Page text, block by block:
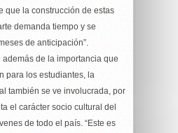
que la construcción de estas
demanda tiempo y se
de anticipación”.
además de la importancia que
para los estudiantes, la
también se ve involucrada, por
el carácter socio cultural del
de todo el país. “Este es